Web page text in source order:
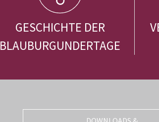
GESCHICHTE DER
BLAUBURGUNDERTAGE